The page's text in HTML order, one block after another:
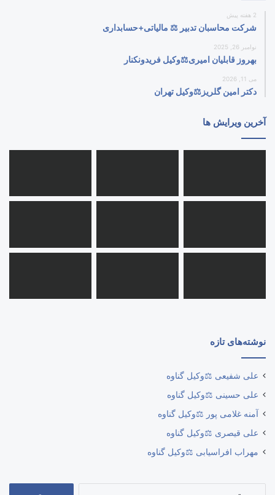
2 هفته پیش
شرکت محاسبان تدبیر ⚖️ مالیاتی+حسابداری
نوامبر 26, 2025
بهروز قابلیان امیری⚖️وکیل فریدونکنار
می 11, 2026
دکتر امین گلریز⚖️وکیل تهران
آخرین ویرایش ها
نوشته‌های تازه
علی شفیعی ⚖️وکیل گناوه
علی حسینی ⚖️وکیل گناوه
آمنه غلامی پور ⚖️وکیل گناوه
علی قیصری ⚖️وکیل گناوه
مهراب افراسیابی ⚖️وکیل گناوه